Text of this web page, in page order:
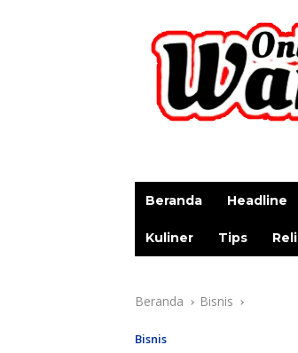
Beranda Headline
Kuliner Tips
Beranda Bisnis
Bisnis